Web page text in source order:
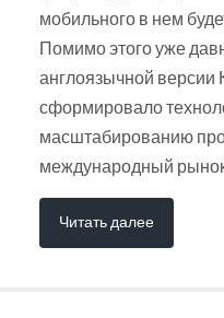
мобильного в нем
Помимо этого уже
англоязычной версии
сформировало
масштабированию
международный
Читать далее